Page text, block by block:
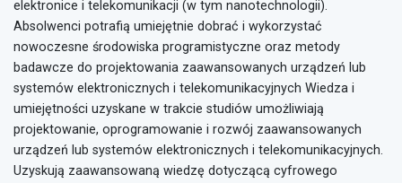
elektronice i telekomunikacji (w tym nanotechnologii).
Absolwenci potrafią umiejętnie dobrać i wykorzystać
nowoczesne środowiska programistyczne oraz metody
badawcze do projektowania zaawansowanych urządzeń lub
systemów elektronicznych i telekomunikacyjnych Wiedza i
umiejętności uzyskane w trakcie studiów umożliwiają
projektowanie, oprogramowanie i rozwój zaawansowanych
urządzeń lub systemów elektronicznych i telekomunikacyjnych.
Uzyskują zaawansowaną wiedzę dotyczącą cyfrowego